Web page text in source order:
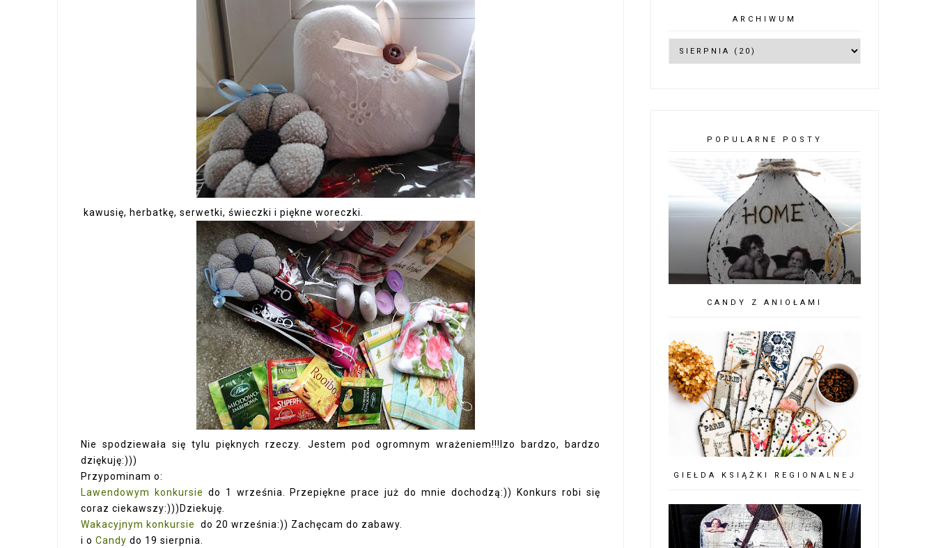
kawusię, herbatkę, serwetki, świeczki i piękne woreczki.
Nie spodziewała się tylu pięknych rzeczy. Jestem pod ogromnym wrażeniem!!!Izo bardzo, bardzo
dziękuję:)))
Przypominam o:
Lawendowym konkursie do 1 września. Przepiękne prace już do mnie dochodzą:)) Konkurs robi się
coraz ciekawszy:)))Dziekuję.
Wakacyjnym konkursie
do 20 września:)) Zachęcam do zabawy.
i o Candy do 19 sierpnia.
ARCHIWUM
POPULARNE POSTY
CANDY Z ANIOŁAMI
GIEŁDA KSIĄŻKI REGIONALNEJ